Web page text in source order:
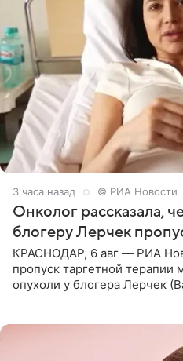
3 часа назад © РИА Новости
Онколог рассказала,
блогеру Лерчек
КРАСНОДАР, 6 авг — РИА
пропуск таргетной терапии
опухоли у блогера Лерчек